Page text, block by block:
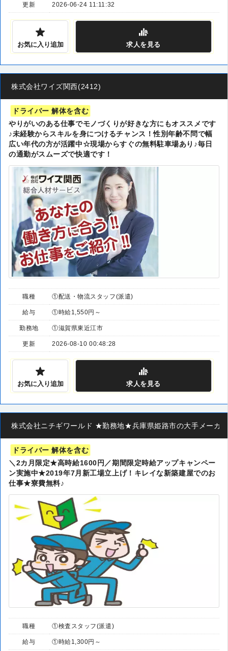
更新 2026-06-24 11:11:32
お気に入り追加 求人を見る
株式会社ワイズ関西(2412)
ドライバー 解体を含む
やりがいのある仕事でモノづくりが好きな方にもオススメです
♪未経験からスキルを身につけるチャンス！性別年齢不問で幅
広い年代の方が活躍中☆現場からすぐの無料駐車場あり♪毎日
の通勤がスムーズで快適です！
職種 ①配送・物流スタッフ(派遣)
給与 ①時給1,550円～
勤務地 ①滋賀県東近江市
更新 2026-08-10 00:48:28
お気に入り追加 求人を見る
株式会社ニチギワールド ★勤務地★兵庫県姫路市の大手メー
ドライバー 解体を含む
＼2カ月限定★高時給1600円／期間限定時給アップキャンペー
ン実施中★2019年7月新工場立上げ！キレイな新築建屋でのお
仕事★寮費無料♪
職種 ①検査スタッフ(派遣)
給与 ①時給1,300円～